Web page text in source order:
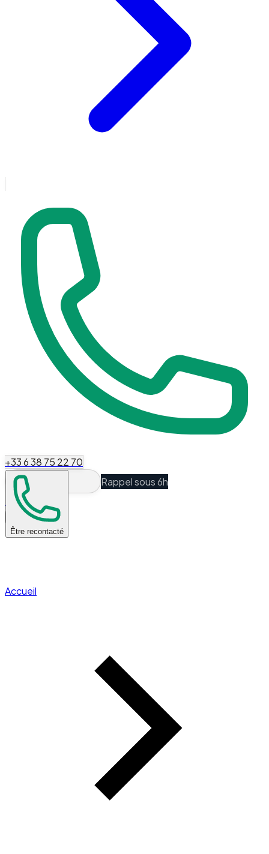
+33 6 38 75 22 70
Être recontacté
Rappel sous 6h
Espace Client
Accueil